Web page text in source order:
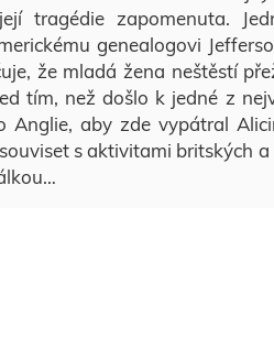
tragédie zapomenuta.
genealogovi
že mladá žena neštěstí
tím, než došlo k jedné z
Anglie, aby zde vypátral
s aktivitami britských